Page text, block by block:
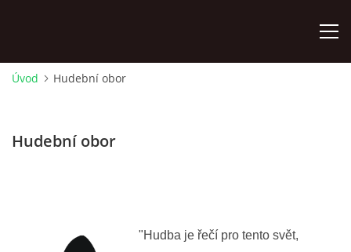
KONTAKTY
HUDEBNÍ OBOR
Úvod Hudební obor
Hudební obor
"Hudba je řečí pro tento svět,